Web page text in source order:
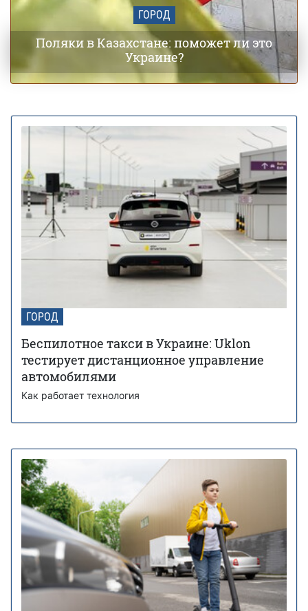
ГОРОД
Поляки в Казахстане: поможет ли это
Украине?
ГОРОД
Беспилотное такси в Украине: Uklon
тестирует дистанционное управление
автомобилями
Как работает технология